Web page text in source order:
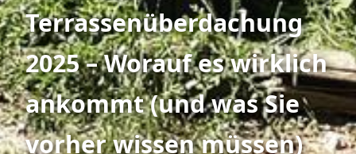
Terrassenüberdachung
2025 – Worauf es wirklich
ankommt (und was Sie
vorher wissen müssen)